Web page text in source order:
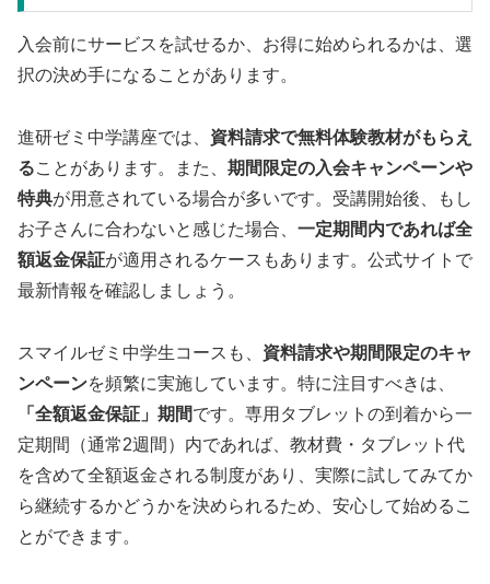
入会前にサービスを試せるか、お得に始められるかは、選
択の決め手になることがあります。
進研ゼミ中学講座では、 資料請求で無料体験教材がもらえ
ることがあります。また、 期間限定の入会キャンペーンや
特典が用意されている場合が多いです。受講開始後、もし
お子さんに合わないと感じた場合、 一定期間内であれば全
額返金保証が適用されるケースもあります。公式サイトで
最新情報を確認しましょう。
スマイルゼミ中学生コースも、 資料請求や期間限定のキャ
ンペーンを頻繁に実施しています。特に注目すべきは、
「全額返金保証」期間です。専用タブレットの到着から一
定期間（通常2週間）内であれば、教材費・タブレット代
を含めて全額返金される制度があり、実際に試してみてか
ら継続するかどうかを決められるため、安心して始めるこ
とができます。